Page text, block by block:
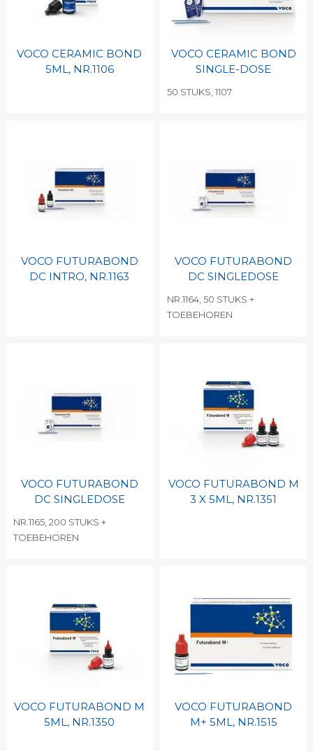
VOCO CERAMIC BOND
5ML, NR.1106
VOCO CERAMIC BOND
SINGLE-DOSE
50 STUKS, 1107
VOCO FUTURABOND
DC INTRO, NR.1163
VOCO FUTURABOND
DC SINGLEDOSE
NR.1164, 50 STUKS +
TOEBEHOREN
VOCO FUTURABOND
DC SINGLEDOSE
NR.1165, 200 STUKS +
TOEBEHOREN
VOCO FUTURABOND M
3 X 5ML, NR.1351
VOCO FUTURABOND M
5ML, NR.1350
VOCO FUTURABOND
M+ 5ML, NR.1515